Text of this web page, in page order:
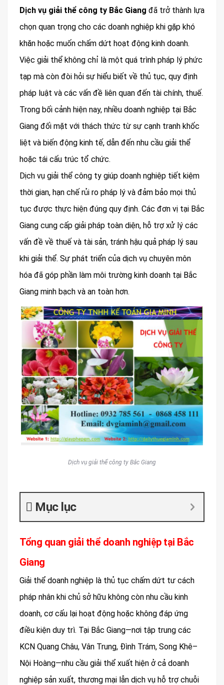
Dịch vụ giải thể công ty Bắc Giang đã trở thành lựa
chọn quan trọng cho các doanh nghiệp khi gặp khó
khăn hoặc muốn chấm dứt hoạt động kinh doanh.
Việc giải thể không chỉ là một quá trình pháp lý phức
tạp mà còn đòi hỏi sự hiểu biết về thủ tục, quy định
pháp luật và các vấn đề liên quan đến tài chính, thuế.
Trong bối cảnh hiện nay, nhiều doanh nghiệp tại Bắc
Giang đối mặt với thách thức từ sự cạnh tranh khốc
liệt và biến động kinh tế, dẫn đến nhu cầu giải thể
hoặc tái cấu trúc tổ chức.
Dịch vụ giải thể công ty giúp doanh nghiệp tiết kiệm
thời gian, hạn chế rủi ro pháp lý và đảm bảo mọi thủ
tục được thực hiện đúng quy định. Các đơn vị tại Bắc
Giang cung cấp giải pháp toàn diện, hỗ trợ xử lý các
vấn đề về thuế và tài sản, tránh hậu quả pháp lý sau
khi giải thể. Sự phát triển của dịch vụ chuyên môn
hóa đã góp phần làm môi trường kinh doanh tại Bắc
Giang minh bạch và an toàn hơn.
Dịch vụ giải thể công ty Bắc Giang
Mục lục
Tổng quan giải thể doanh nghiệp tại Bắc
Giang
Giải thể doanh nghiệp là thủ tục chấm dứt tư cách
pháp nhân khi chủ sở hữu không còn nhu cầu kinh
doanh, cơ cấu lại hoạt động hoặc không đáp ứng
điều kiện duy trì. Tại Bắc Giang—nơi tập trung các
KCN Quang Châu, Vân Trung, Đình Trám, Song Khê–
Nội Hoàng—nhu cầu giải thể xuất hiện ở cả doanh
nghiệp sản xuất, thương mại lẫn dịch vụ hỗ trợ chuỗi